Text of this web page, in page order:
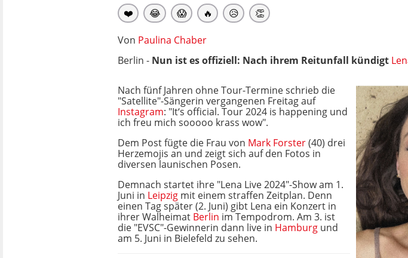
❤️ 😂 😱 🔥 😥 👏
Von Paulina Chaber
Berlin - Nun ist es offiziell: Nach ihrem Reitunfall kündigt
Nach fünf Jahren ohne Tour-Termine schrieb die
"Satellite"-Sängerin vergangenen Freitag auf
Instagram: "It‘s official. Tour 2024 is happening und
ich freu mich sooooo krass wow".
Dem Post fügte die Frau von Mark Forster(40) drei
Herzemojis an und zeigt sich auf den Fotos in
diversen launischen Posen.
Demnach startet ihre "Lena Live 2024"-Show am 1.
Juni in Leipzig mit einem straffen Zeitplan. Denn
einen Tag später (2. Juni) gibt Lena ein Konzert in
ihrer Walheimat Berlin im Tempodrom. Am 3. ist
die "EVSC"-Gewinnerin dann live in Hamburg und
am 5. Juni in Bielefeld zu sehen.